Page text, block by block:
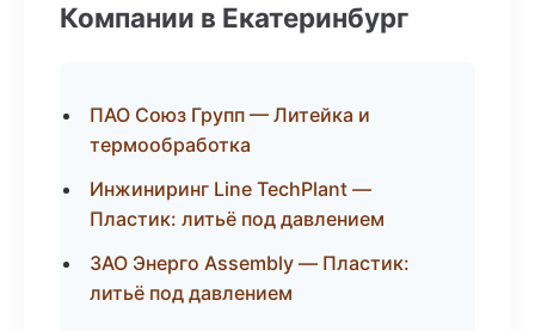
Компании в Екатеринбург
ПАО Союз Групп — Литейка и
термообработка
Инжиниринг Line TechPlant —
Пластик: литьё под давлением
ЗАО Энерго Assembly — Пластик:
литьё под давлением